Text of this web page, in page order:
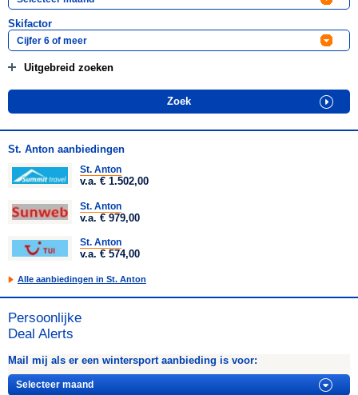
Skifactor
Uitgebreid zoeken
St. Anton aanbiedingen
St. Anton
v.a. € 1.502,00
St. Anton
v.a. € 979,00
St. Anton
v.a. € 574,00
Alle aanbiedingen in St. Anton
Persoonlijke
Deal Alerts
Mail mij als er een wintersport aanbieding is voor: